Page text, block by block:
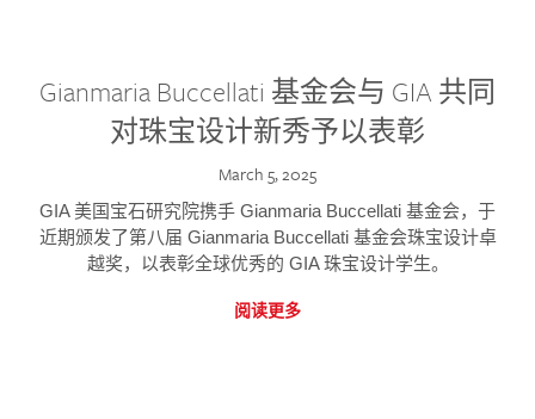
Gianmaria Buccellati 基金会与 GIA 共同
对珠宝设计新秀予以表彰
March 5, 2025
GIA 美国宝石研究院携手 Gianmaria Buccellati 基金会，于
近期颁发了第八届 Gianmaria Buccellati 基金会珠宝设计卓
越奖，以表彰全球优秀的 GIA 珠宝设计学生。
阅读更多